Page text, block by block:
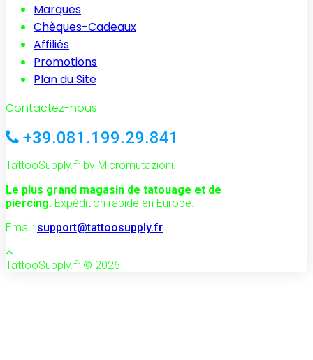
Marques
Chèques-Cadeaux
Affiliés
Promotions
Plan du Site
Contactez-nous
+39.081.199.29.841
TattooSupply.fr by Micromutazioni.
Le plus grand magasin de tatouage et de
piercing. Expédition rapide en Europe.
Email: support@tattoosupply.fr
TattooSupply.fr © 2026